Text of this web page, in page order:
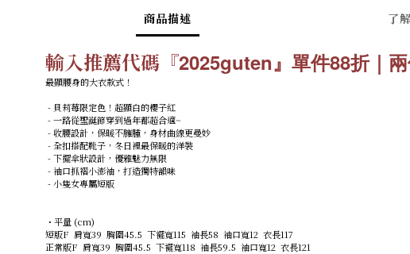
商品描述 了
輸入推薦代碼『2025guten』單件88折｜
最顯腰身的大衣款式！
- 貝莉莓限定色！超顯白的櫻子紅
- 一路從聖誕節穿到過年都超合適~
- 收腰設計，保暖不臃腫，身材曲線更曼妙
- 全扣搭配靴子， 冬日裡最保暖的洋裝
- 下擺傘狀設計，優雅魅力無限
- 袖口抓褶小澎袖，打造獨特韻味
- 小隻女專屬短版
・平量 (cm)
短版F 肩寬39 胸圍45.5 下襬寬115 袖長58 袖口寬12 衣長117
正常版F 肩寬39 胸圍45.5 下襬寬118 袖長59.5 袖口寬12 衣長121